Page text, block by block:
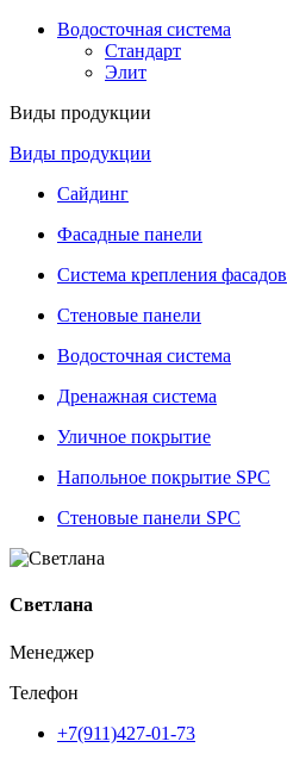
Водосточная система
Стандарт
Элит
Виды продукции
Виды продукции
Сайдинг
Фасадные панели
Система крепления фасадов
Стеновые панели
Водосточная система
Дренажная система
Уличное покрытие
Напольное покрытие SPC
Стеновые панели SPC
Светлана
Менеджер
Телефон
+7(911)427-01-73